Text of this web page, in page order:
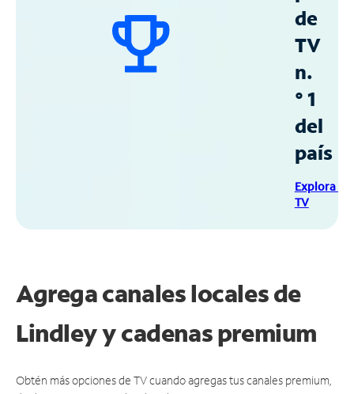
de
TV
n.
° 1
del
país
Explora
TV
Agrega canales locales de
Lindley y cadenas premium
Obtén más opciones de TV cuando agregas tus canales premium,